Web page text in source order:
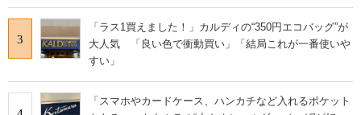
3
「ラス1買えました！」カルディの“350円エコバッグ”が
大人気 「良い色で衝動買い」「結局これが一番使いや
すい」
「スマホやカードケース、ハンカチなど入れるポケット